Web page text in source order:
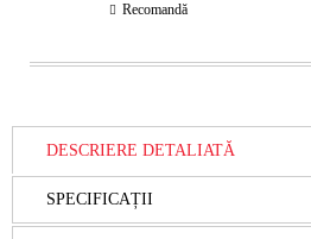
Recomandă
DESCRIERE DETALIATĂ
SPECIFICAȚII